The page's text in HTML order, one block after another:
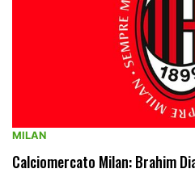
MILAN
Calciomercato Milan: Brahim